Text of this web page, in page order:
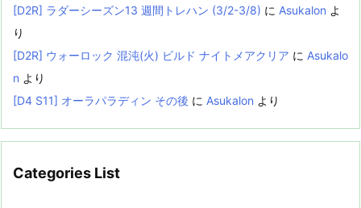
[D2R] ラダーシーズン13 週間トレハン (3/2-3/8) に Asukalon よ
り
[D2R] ウォーロック 混沌(火) ビルド ナイトメアクリア に Asukalo
n より
[D4 S11] オーラパラディン その後 に Asukalon より
Categories List